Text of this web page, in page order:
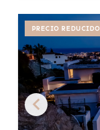
PRECIO REDUCIDO